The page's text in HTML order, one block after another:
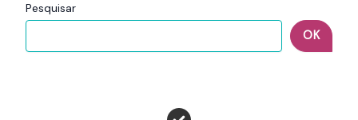
Pesquisar
OK